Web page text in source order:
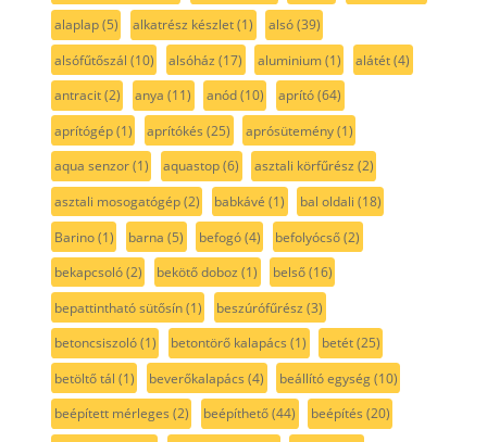
alaplap(5) alkatrész készlet(1) alsó(39)
alsófűtőszál (10) alsóház (17) aluminium(1) alátét(4)
antracit(2) anya (11) anód(10) aprító(64)
aprítógép(1) aprítókés (25) aprósütemény(1)
aqua senzor(1) aquastop(6) asztali körfűrész (2)
asztali mosogatógép(2) babkávé (1) bal oldali (18)
Barino(1) barna (5) befogó(4) befolyócső(2)
bekapcsoló(2) bekötő doboz (1) belső(16)
bepattintható sütősín(1) beszúrófűrész (3)
betoncsiszoló(1) betontörő kalapács (1) betét(25)
betöltő tál (1) beverőkalapács (4) beállító egység(10)
beépített mérleges (2) beépíthető(44) beépítés (20)